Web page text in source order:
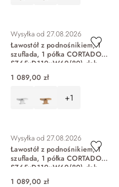
Wysyłka od 27.08.2026
Ławostół z podnośnikiem, 1
szuflada, 1 półka CORTADO
SZ65xD110xW60(80) dąb
coast evoke CRTT04
1 089,00 zł
+1
Wysyłka od 27.08.2026
Ławostół z podnośnikiem, 1
szuflada, 1 półka CORTADO
SZ65xD110xW60(80) dąb
viking CRTT04
1 089,00 zł